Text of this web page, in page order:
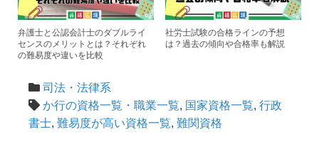
弁護士と公認会計士のダブルライ
センスのメリットとは？それぞれ
の難易度や違いを比較
社労士試験の合格ラインの予想
は？過去の傾向や合格率も解説
司法・法律系
か行の資格一覧・職業一覧, 国家資格一覧, 行政
書士, 難易度が高い資格一覧, 難関資格